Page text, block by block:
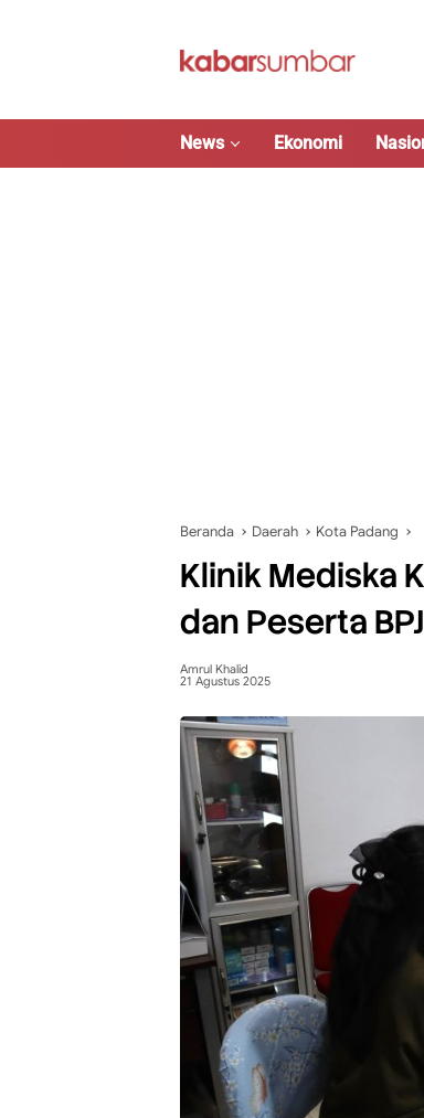
News Ekonomi
Beranda Daerah Kota Padang
Klinik Mediska
dan Peserta
Amrul Khalid
21 Agustus 2025